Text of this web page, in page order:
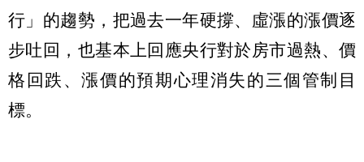
行」的趨勢，把過去一年硬撐、虛漲的漲價逐
步吐回，也基本上回應央行對於房市過熱、價
格回跌、漲價的預期心理消失的三個管制目
標。